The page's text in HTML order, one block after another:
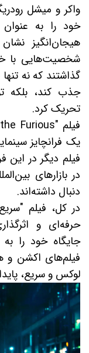
واکر و میشل
خود را به
هیجان‌انگیز
شخصیت‌هایی با
گذاشتند که نه
جذب کند، بلکه
تحریک کرد.
فیلم دیگر در این
در بازارهای
دنبال داشته‌اند.
در کل، فیلم
حرفه‌ای و
جایگاه خود را
فیلم‌های اکشن و
لوکس و سریع،